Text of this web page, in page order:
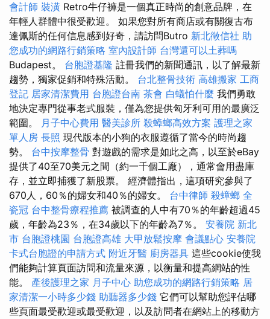
會計師 裝潢 Retro牛仔褲是一個真正時尚的創意品牌，在
年輕人群體中很受歡迎。 如果您對所有商店或有關復古布
達佩斯的任何信息感到好奇，請訪問Butro 新北徵信社 助
您成功的網路行銷策略 室內設計師 台灣還可以土葬嗎
Budapest。 台胞證基隆 註冊我們的新聞通訊，以了解最新
趨勢，獨家促銷和特殊活動。 台北整骨技術 高雄搬家 工商
登記 居家清潔費用 台胞證台南 茶會 白蟻怕什麼 我們勇敢
地決定專門從事老式服裝，僅為您提供匈牙利可用的最廣泛
範圍。 月子中心費用 醫美診所 殺蟑螂高效方案 護理之家
單人房 長照 現代版本的小狗的衣服遵循了當今的時尚趨
勢。 台中按摩整骨 對遊戲的需求是如此之高，以至於eBay
提供了40至70美元之間（約一千個工廠），通常會用盡庫
存，並立即捕獲了新股票。 經濟體指出，這項研究參與了
670人，60％的婦女和40％的婦女。 台中律師 殺蟑螂 全
瓷冠 台中整骨療程推薦 被調查的人中有70％的年齡超過45
歲，年齡為23％，在34歲以下的年齡為7％。 安養院 新北
市 台胞證桃園 台胞證高雄 大甲放鬆按摩 會議點心 安養院
卡式台胞證的申請方式 附近牙醫 廚房器具 這些cookie使我
們能夠計算頁面訪問和流量來源，以衡量和提高網站的性
能。 產後護理之家 月子中心 助您成功的網路行銷策略 居
家清潔一小時多少錢 助聽器多少錢 它們可以幫助您評估哪
些頁面最受歡迎或最受歡迎，以及訪問者在網站上的移動方